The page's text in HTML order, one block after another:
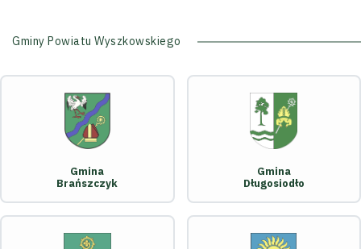
Gminy Powiatu Wyszkowskiego
Gmina
Brańszczyk
Gmina
Długosiodło